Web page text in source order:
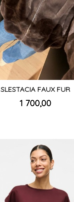
SLESTACIA FAUX FUR
Pris
1 700,00mva.